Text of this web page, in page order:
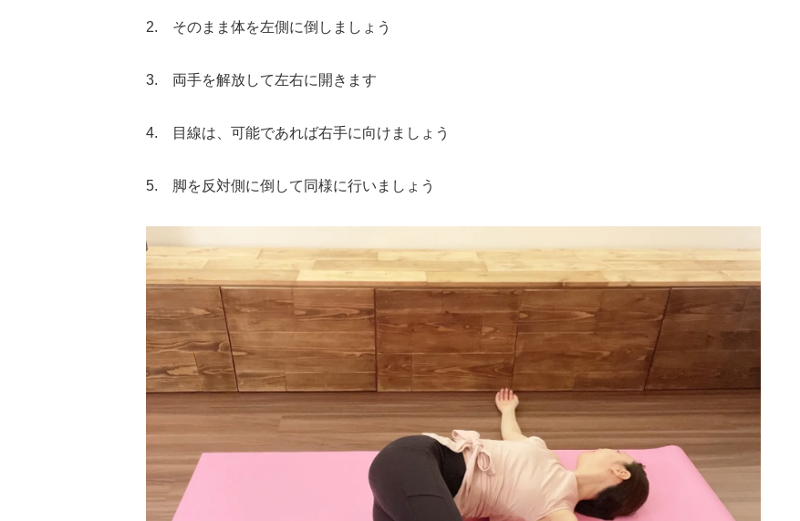
2. そのまま体を左側に倒しましょう
3. 両手を解放して左右に開きます
4. 目線は、可能であれば右手に向けましょう
5. 脚を反対側に倒して同様に行いましょう